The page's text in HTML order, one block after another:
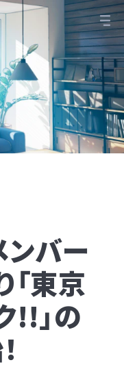
バー
「東京
!!」の